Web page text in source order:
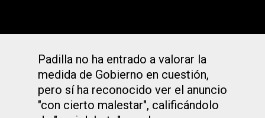
Padilla no ha entrado a valorar la
medida de Gobierno en cuestión,
pero sí ha reconocido ver el anuncio
"con cierto malestar", calificándolo